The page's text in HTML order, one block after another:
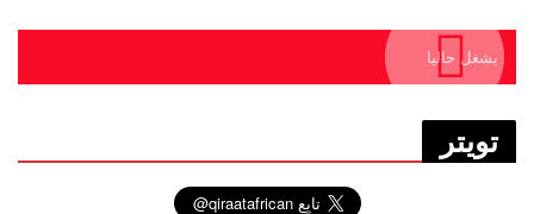
يشغل حاليا
تويتر